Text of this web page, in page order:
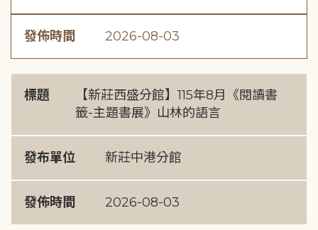
發佈時間 2026-08-03
標題
【新莊西盛分館】115年8月《閱讀書
籤-主題書展》山林的語言
發布單位 新莊中港分館
發佈時間 2026-08-03